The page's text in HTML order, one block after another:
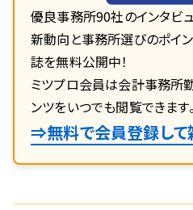
優良事務所90社のインタビ
新動向と事務所選びのポイ
誌を無料公開中！
ミツプロ会員は会計事務所
ンツをいつでも閲覧できます。
⇒無料で会員登録して